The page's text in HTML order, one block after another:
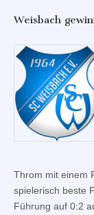
Weisbach
Throm mit einem
spielerisch beste
Führung auf 0:2